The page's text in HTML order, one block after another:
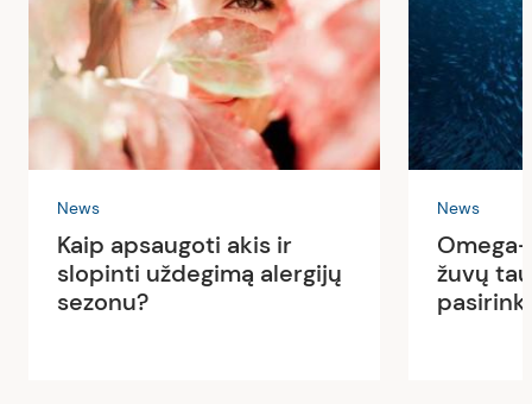
News
Kaip apsaugoti akis ir
slopinti uždegimą alergijų
sezonu?
News
žuvų